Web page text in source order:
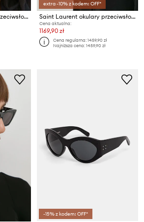
Saint Laurent okulary przeciwsłoneczne
extra -10% z kodem: OFF*
Saint Laurent okulary przeciwsłoneczne MICA
Cena aktualna:
1169,90 zł
Cena regularna:1459,90 zł
Najniższa cena:1459,90 zł
-15% z kodem: OFF*